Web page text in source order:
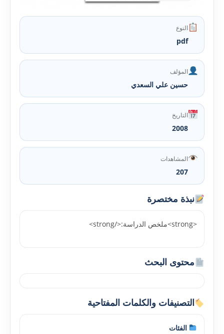
النوع
pdf
المؤلف
حسين علي السعدي
التاريخ
2008
المشاهدات
207
نبذة مختصرة
<strong>ملخص الدراسة:</strong>
محتوى البحث
التصنيفات والكلمات المفتاحية
الفئات